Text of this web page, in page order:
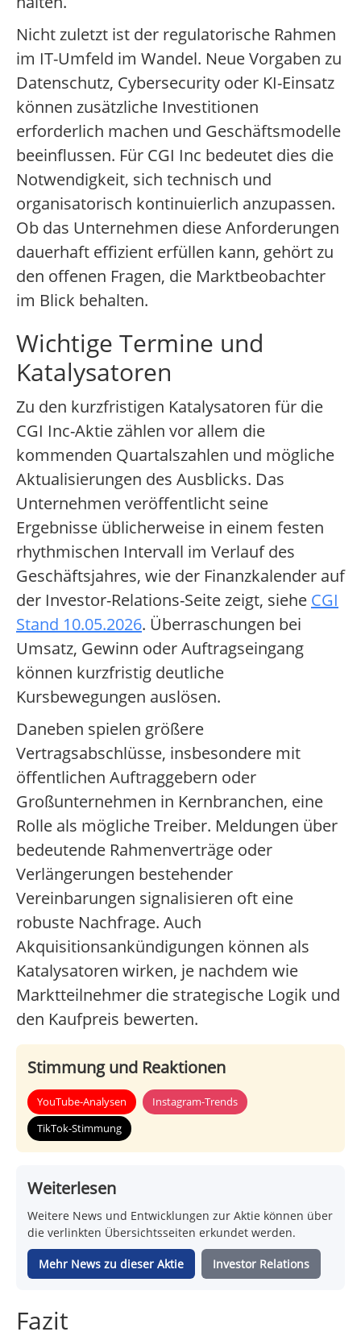
Nicht zuletzt ist der regulatorische Rahmen
im IT-Umfeld im Wandel. Neue Vorgaben zu
Datenschutz, Cybersecurity oder KI-Einsatz
können zusätzliche Investitionen
erforderlich machen und Geschäftsmodelle
beeinflussen. Für CGI Inc bedeutet dies die
Notwendigkeit, sich technisch und
organisatorisch kontinuierlich anzupassen.
Ob das Unternehmen diese Anforderungen
dauerhaft effizient erfüllen kann, gehört zu
den offenen Fragen, die Marktbeobachter
im Blick behalten.
Wichtige Termine und
Katalysatoren
Zu den kurzfristigen Katalysatoren für die
CGI Inc-Aktie zählen vor allem die
kommenden Quartalszahlen und mögliche
Aktualisierungen des Ausblicks. Das
Unternehmen veröffentlicht seine
Ergebnisse üblicherweise in einem festen
rhythmischen Intervall im Verlauf des
Geschäftsjahres, wie der Finanzkalender auf
der Investor-Relations-Seite zeigt, siehe CGI
Stand 10.05.2026. Überraschungen bei
Umsatz, Gewinn oder Auftragseingang
können kurzfristig deutliche
Kursbewegungen auslösen.
Daneben spielen größere
Vertragsabschlüsse, insbesondere mit
öffentlichen Auftraggebern oder
Großunternehmen in Kernbranchen, eine
Rolle als mögliche Treiber. Meldungen über
bedeutende Rahmenverträge oder
Verlängerungen bestehender
Vereinbarungen signalisieren oft eine
robuste Nachfrage. Auch
Akquisitionsankündigungen können als
Katalysatoren wirken, je nachdem wie
Marktteilnehmer die strategische Logik und
den Kaufpreis bewerten.
Stimmung und Reaktionen
YouTube-Analysen
Instagram-Trends
TikTok-Stimmung
Weiterlesen
Weitere News und Entwicklungen zur Aktie können über
die verlinkten Übersichtsseiten erkundet werden.
Mehr News zu dieser Aktie Investor Relations
Fazit